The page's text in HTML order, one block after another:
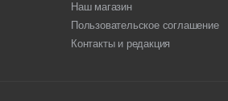
Наш магазин
Пользовательское соглашение
Контакты и редакция